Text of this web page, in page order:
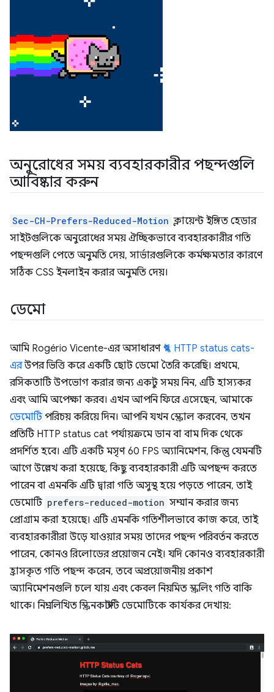
অনুরোধের সময় ব্যবহারকারীর পছন্দগুলি
আবিষ্কার করুন
Sec-CH-Prefers-Reduced-Motion ক্লায়েন্ট ইঙ্গিত হেডার
সাইটগুলিকে অনুরোধের সময় ঐচ্ছিকভাবে ব্যবহারকারীর গতি
পছন্দগুলি পেতে অনুমতি দেয়, সার্ভারগুলিকে কর্মক্ষমতার কারণে
সঠিক CSS ইনলাইন করার অনুমতি দেয়।
ডেমো
আমি Rogério Vicente-এর অসাধারণ 🐈 HTTP status cats-
এরউপর ভিত্তি করে একটি ছোট ডেমো তৈরি করেছি। প্রথমে,
রসিকতাটি উপভোগ করার জন্য একটু সময় নিন, এটি হাস্যকর
এবং আমি অপেক্ষা করব। এখন আপনি ফিরে এসেছেন, আমাকে
ডেমোটিপরিচয় করিয়ে দিন। আপনি যখন স্ক্রোল করবেন, তখন
প্রতিটি HTTP status cat পর্যায়ক্রমে ডান বা বাম দিক থেকে
প্রদর্শিত হবে। এটি একটি মসৃণ 60 FPS অ্যানিমেশন, কিন্তু যেমনটি
আগে উল্লেখ করা হয়েছে, কিছু ব্যবহারকারী এটি অপছন্দ করতে
পারেন বা এমনকি এটি দ্বারা গতি অসুস্থ হয়ে পড়তে পারেন, তাই
ডেমোটি prefers-reduced-motion সম্মান করার জন্য
প্রোগ্রাম করা হয়েছে। এটি এমনকি গতিশীলভাবে কাজ করে, তাই
ব্যবহারকারীরা উড়ে যাওয়ার সময় তাদের পছন্দ পরিবর্তন করতে
পারেন, কোনও রিলোডের প্রয়োজন নেই। যদি কোনও ব্যবহারকারী
হ্রাসকৃত গতি পছন্দ করেন, তবে অপ্রয়োজনীয় প্রকাশ
অ্যানিমেশনগুলি চলে যায় এবং কেবল নিয়মিত স্ক্রলিং গতি বাকি
থাকে। নিম্নলিখিত স্ক্রিনকাস্টটি ডেমোটিকে কার্যকর দেখায়: